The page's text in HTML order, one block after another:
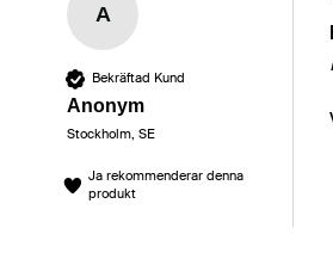
A
Bekräftad Kund
Anonym
Stockholm, SE
Ja rekommenderar denna
produkt